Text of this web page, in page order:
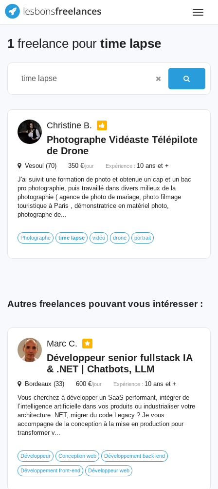
Toggle
1 freelance pour time lapse
Christine B.
Photographe Vidéaste Télépilote
de Drone
Vesoul (70) 350 €/jour Expérience : 10 ans et +
J'ai suivit une formation de photo et obtenue un cap et un bac
pro photographie, puis travaillé dans divers milieux de la
photographie ( agence de photo de mariage, photo filmage
touristique à Paris , démonstratrice en matériel photo,
photographe de...
Photographe time lapse vidéo drone portrait
Autres freelances pouvant vous intéresser :
Marc C.
Développeur senior fullstack IA
& .NET | Chatbots, LLM
Bordeaux (33) 600 €/jour Expérience : 10 ans et +
Vous cherchez à développer un SaaS performant, intégrer de
l’intelligence artificielle dans vos produits ou industrialiser votre
architecture .NET, migrer du code Legacy ? Je vous
accompagne de la conception à la mise en production pour
transformer v...
Développeur Conception web Développement back-end
Développement front-end Développeur web